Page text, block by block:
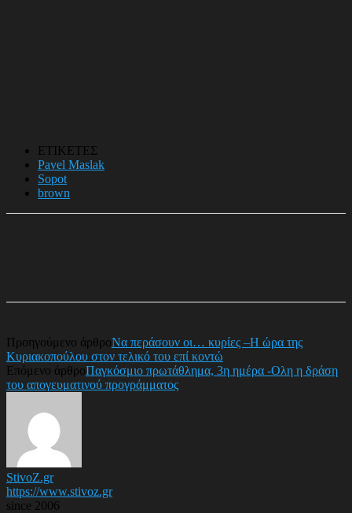
ΕΤΙΚΕΤΕΣ
Pavel Maslak
Sopot
brown
Προηγούμενο άρθροΝα περάσουν οι… κυρίες –Η ώρα της
Κυριακοπούλου στον τελικό του επί κοντώ
Επόμενο άρθροΠαγκόσμιο πρωτάθλημα, 3η ημέρα -Ολη η δράση
του απογευματινού προγράμματος
StivoZ.gr
https://www.stivoz.gr
since 2006